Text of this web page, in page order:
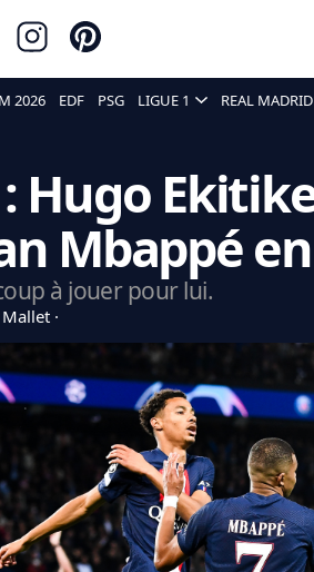
2026 EDF PSG LIGUE 1 REAL MADRID
: Hugo
Mbappé
à jouer pour lui.